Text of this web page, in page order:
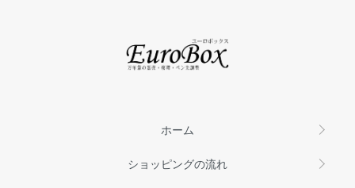
ホーム
ショッピングの流れ